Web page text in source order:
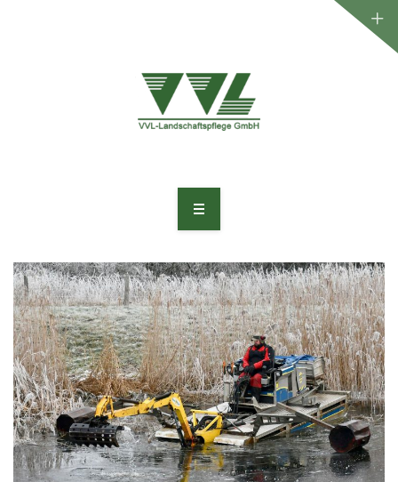
UNTERNEHMEN
LEISTUNGEN
PROJEKTE
JOBS
KONTAKT